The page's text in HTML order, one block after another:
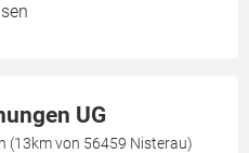
UG
(13km von 56459 Nisterau)